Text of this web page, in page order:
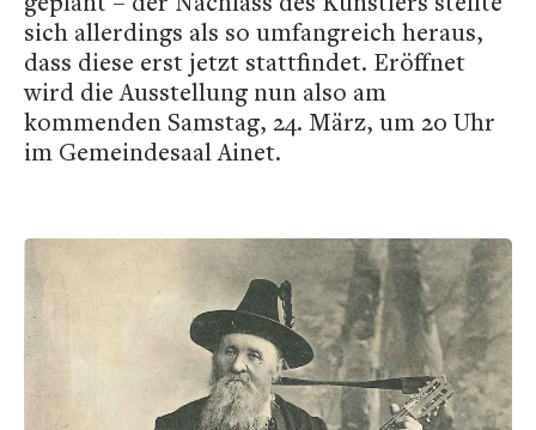
sich allerdings als so umfangreich heraus,
dass diese erst jetzt stattfindet. Eröffnet
wird die Ausstellung nun also am
kommenden Samstag, 24. März, um 20 Uhr
im Gemeindesaal Ainet.